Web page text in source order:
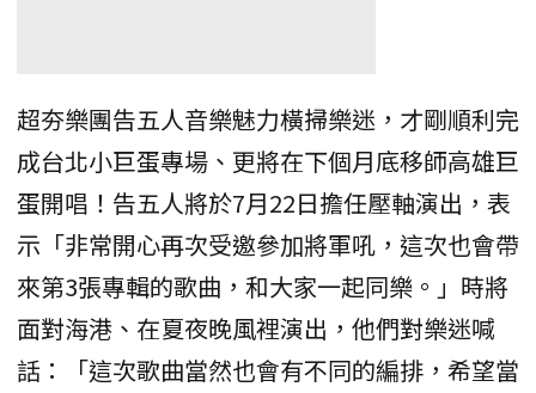
超夯樂團告五人音樂魅力橫掃樂迷，才剛順利完
成台北小巨蛋專場、更將在下個月底移師高雄巨
蛋開唱！告五人將於7月22日擔任壓軸演出，表
示「非常開心再次受邀參加將軍吼，這次也會帶
來第3張專輯的歌曲，和大家一起同樂。」時將
面對海港、在夏夜晚風裡演出，他們對樂迷喊
話：「這次歌曲當然也會有不同的編排，希望當